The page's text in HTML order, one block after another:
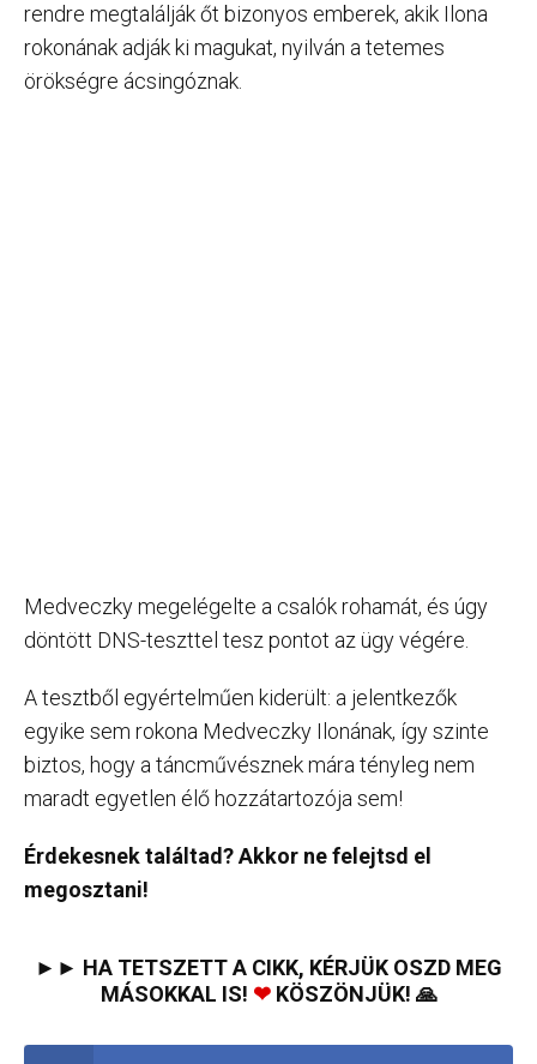
rendre megtalálják őt bizonyos emberek, akik Ilona
rokonának adják ki magukat, nyilván a tetemes
örökségre ácsingóznak.
Medveczky megelégelte a csalók rohamát, és úgy
döntött DNS-teszttel tesz pontot az ügy végére.
A tesztből egyértelműen kiderült: a jelentkezők
egyike sem rokona Medveczky Ilonának, így szinte
biztos, hogy a táncművésznek mára tényleg nem
maradt egyetlen élő hozzátartozója sem!
Érdekesnek találtad? Akkor ne felejtsd el
megosztani!
►► HA TETSZETT A CIKK, KÉRJÜK OSZD MEG
MÁSOKKAL IS! ❤KÖSZÖNJÜK! 🙏